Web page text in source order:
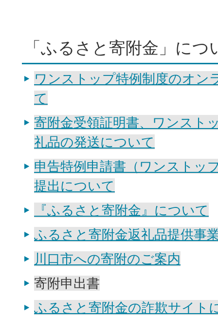
「ふるさと寄附金」につ
ワンストップ特例制度のオン
て
寄附金受領証明書、ワンスト
礼品の発送について
申告特例申請書（ワンストッ
提出について
『ふるさと寄附金』について
ふるさと寄附金返礼品提供事
川口市への寄附のご案内
寄附申出書
ふるさと寄附金の詐欺サイト